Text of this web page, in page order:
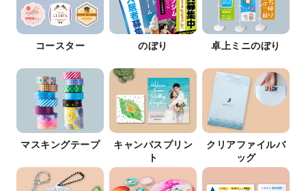
コースター のぼり 卓上ミニのぼり
マスキングテープ
キャンバスプリン
ト
クリアファイルバ
ッグ